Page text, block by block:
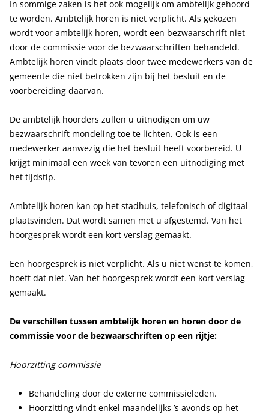
In sommige zaken is het ook mogelijk om ambtelijk gehoord
te worden. Ambtelijk horen is niet verplicht. Als gekozen
wordt voor ambtelijk horen, wordt een bezwaarschrift niet
door de commissie voor de bezwaarschriften behandeld.
Ambtelijk horen vindt plaats door twee medewerkers van de
gemeente die niet betrokken zijn bij het besluit en de
voorbereiding daarvan.
De ambtelijk hoorders zullen u uitnodigen om uw
bezwaarschrift mondeling toe te lichten. Ook is een
medewerker aanwezig die het besluit heeft voorbereid. U
krijgt minimaal een week van tevoren een uitnodiging met
het tijdstip.
Ambtelijk horen kan op het stadhuis, telefonisch of digitaal
plaatsvinden. Dat wordt samen met u afgestemd. Van het
hoorgesprek wordt een kort verslag gemaakt.
Een hoorgesprek is niet verplicht. Als u niet wenst te komen,
hoeft dat niet. Van het hoorgesprek wordt een kort verslag
gemaakt.
De verschillen tussen ambtelijk horen en horen door de
commissie voor de bezwaarschriften op een rijtje:
Hoorzitting commissie
Behandeling door de externe commissieleden.
Hoorzitting vindt enkel maandelijks ’s avonds op het